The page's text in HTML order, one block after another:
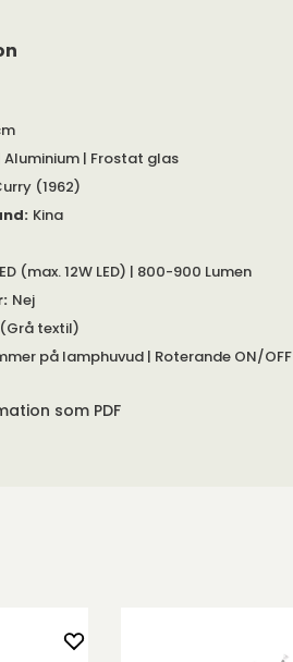
Aluminium | Frostat glas
(1962)
: Kina
(max. 12W LED) | 800-900 Lumen
: Nej
textil)
på lamphuvud | Roterande ON/OFF
som PDF